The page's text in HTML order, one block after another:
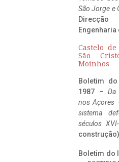
São Jorge e
Engenharia
Castelo
São
Moinhos
Boletim do
1987 – Da
nos Açores
sistema
séculos
construção)
Boletim do